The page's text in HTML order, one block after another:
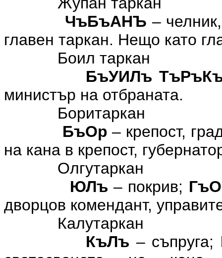
ЧъБъАНЪ –
главен таркан. Нещо като
Боил таркан
БъУИЛъ
министър на отбраната.
Боритаркан
БъОр – крепост,
на кана в крепост,
Олгутаркан
ЮЛъ– покрив; ГъО
дворцов комендант,
Калутаркан
КъЛъ – съпруга;